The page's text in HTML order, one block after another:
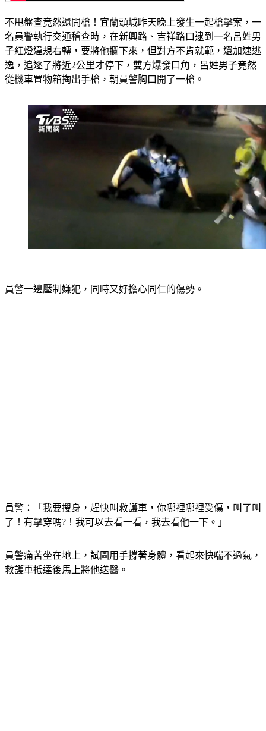
不甩盤查竟然還開槍！宜蘭頭城昨天晚上發生一起槍擊案，一
名員警執行交通稽查時，在新興路、吉祥路口逮到一名呂姓男
子紅燈違規右轉，要將他攔下來，但對方不肯就範，還加速逃
逸，追逐了將近2公里才停下，雙方爆發口角，呂姓男子竟然
員警：「我要搜身，趕快叫救護車，你哪裡哪裡受傷，叫了叫
員警痛苦坐在地上，試圖用手撐著身體，看起來快喘不過氣，